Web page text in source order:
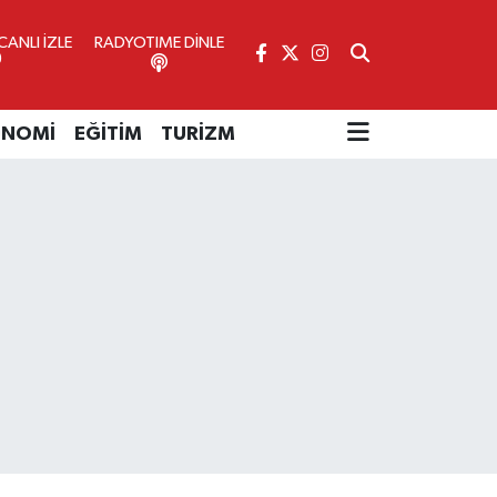
İZLE RADYOTIME DİNLE
EĞİTİM TURİZM